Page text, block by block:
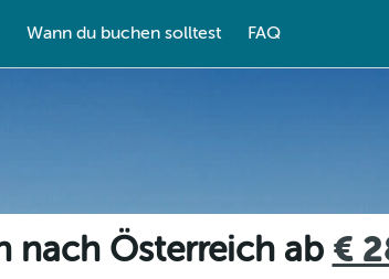
Wann du buchen solltest FAQ
nach Österreich ab €